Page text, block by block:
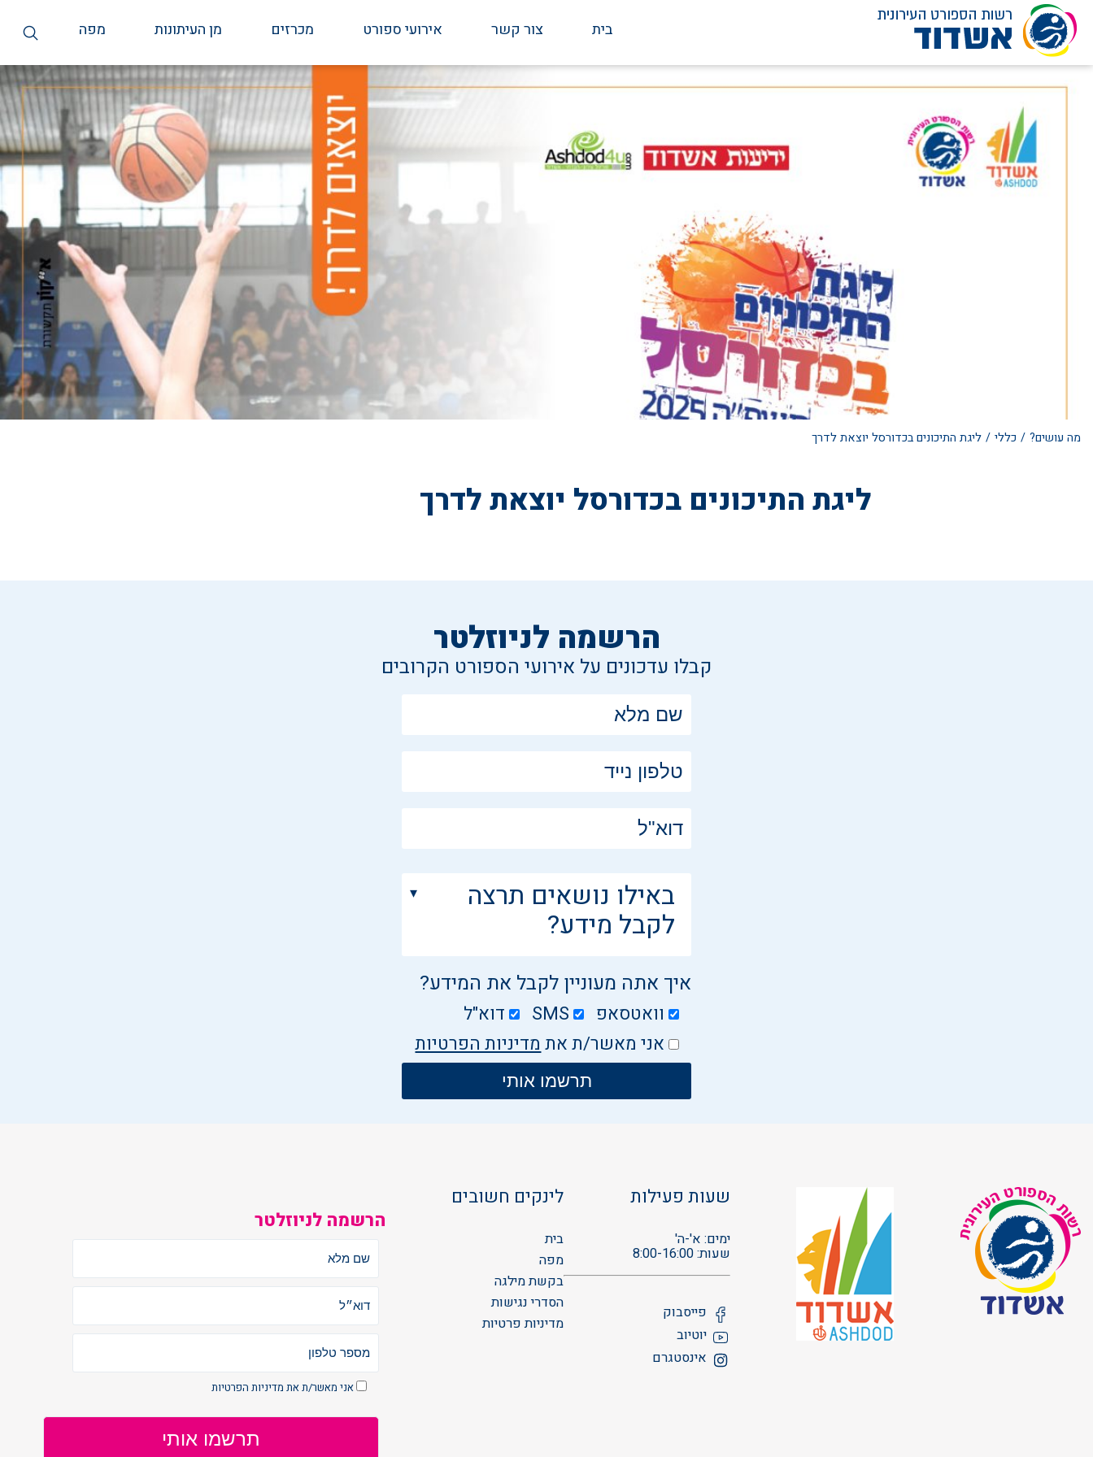
דלג
לתוכן
מפה מן העיתונות מכרזים אירועי ספורט צור קשר בית
מה עושים? / כללי / ליגת התיכונים בכדורסל יוצאת לדרך
ליגת התיכונים בכדורסל יוצאת לדרך
הרשמה לניוזלטר
קבלו עדכונים על אירועי הספורט הקרובים
באילו נושאים תרצה
לקבל מידע?
איך אתה מעוניין לקבל את המידע?
וואטסאפ SMS
דוא"ל
אני מאשר/ת אתמדיניות הפרטיות
שעות פעילות
ימים: א'-ה'
שעות: 8:00-16:00
פייסבוק
יוטיוב
אינסטגרם
לינקים חשובים
בית
מפה
בקשת מילגה
הסדרי נגישות
מדיניות פרטיות
הרשמה לניוזלטר
אני מאשר/ת את מדיניות הפרטיות